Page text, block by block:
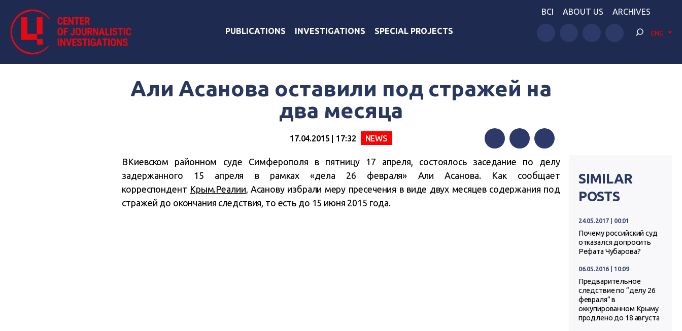
PUBLICATIONS INVESTIGATIONS SPECIAL PROJECTS
BCI ABOUT US ARCHIVES
ENG
Али Асанова оставили под стражей на
два месяца
17.04.2015 | 17:32 NEWS
FacebookTwitter Telegram
ВКиевском районном суде Симферополя в пятницу 17 апреля, состоялось заседание по делу
задержанного 15 апреля в рамках «дела 26 февраля» Али Асанова. Как сообщает
корреспондент Крым.Реалии, Асанову избрали меру пресечения в виде двух месяцев содержания под
стражей до окончания следствия, то есть до 15 июня 2015 года.
SIMILAR
POSTS
24.05.2017 | 00:01
Почему российский суд
отказался допросить
Рефата Чубарова?
06.05.2016 | 10:09
Предварительное
следствие по “делу 26
февраля” в
оккупированном Крыму
продлено до 18 августа